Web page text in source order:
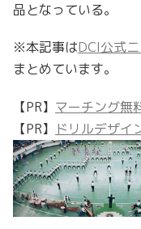
品となっている。
※本記事はDCI公式
まとめています。
【PR】 マーチング無
【PR】 ドリルデザイ